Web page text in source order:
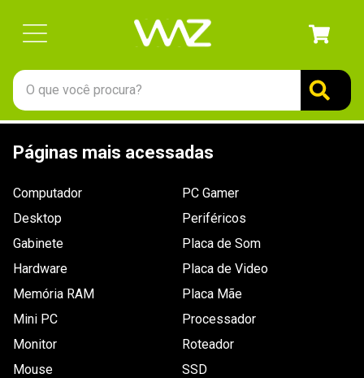
O que você procura?
Páginas mais acessadas
Computador
Desktop
Gabinete
Hardware
Memória RAM
Mini PC
Monitor
Mouse
PC Gamer
Periféricos
Placa de Som
Placa de Video
Placa Mãe
Processador
Roteador
SSD
1º
gabinete
ssd
teclado
openbox
mouse
jonsbo
controle